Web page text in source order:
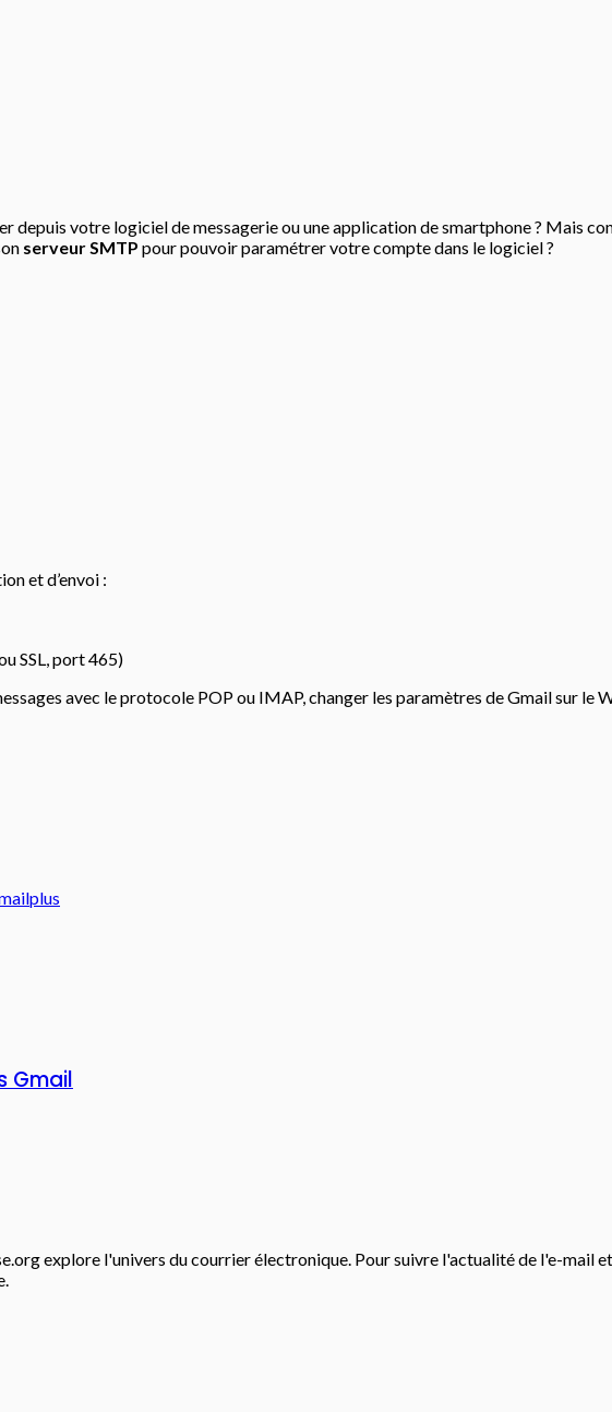
depuis votre logiciel de messagerie ou une application de smartphone ? Mais
serveur SMTP pour pouvoir paramétrer votre compte dans le logiciel ?
et d’envoi :
SSL, port 465)
avec le protocole POP ou IMAP, changer les paramètres de Gmail sur le
plus
Gmail
explore l'univers du courrier électronique. Pour suivre l'actualité de l'e-mail